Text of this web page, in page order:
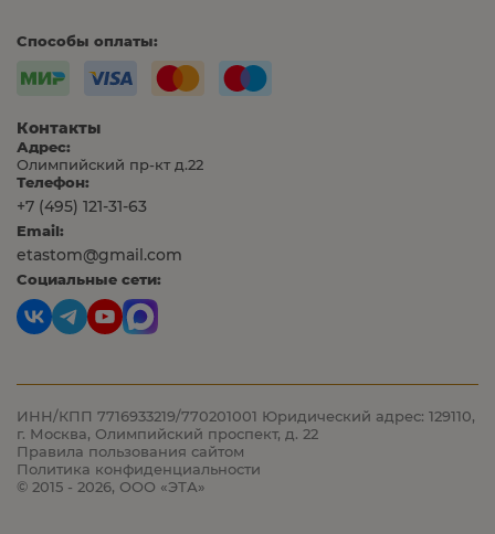
Способы оплаты:
Контакты
Адрес:
Олимпийский пр-кт д.22
Телефон:
+7 (495) 121-31-63
Email:
etastom@gmail.com
Социальные сети:
ИНН/КПП 7716933219/770201001 Юридический адрес: 129110,
г. Москва, Олимпийский проспект, д. 22
Правила пользования сайтом
Политика конфиденциальности
© 2015 - 2026, ООО «ЭТА»